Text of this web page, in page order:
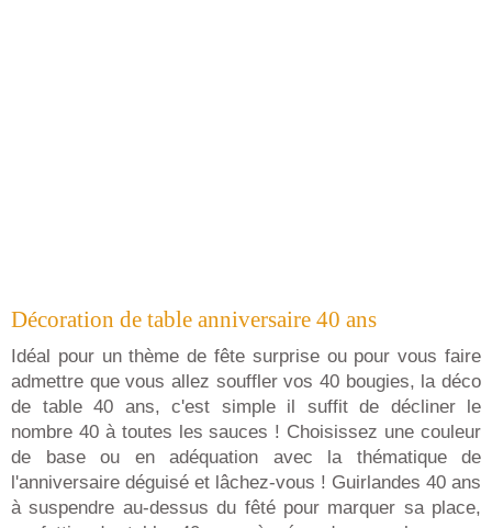
Décoration de table anniversaire 40 ans
Idéal pour un thème de fête surprise ou pour vous faire
admettre que vous allez souffler vos 40 bougies, la déco
de table 40 ans, c'est simple il suffit de décliner le
nombre 40 à toutes les sauces ! Choisissez une couleur
de base ou en adéquation avec la thématique de
l'anniversaire déguisé et lâchez-vous ! Guirlandes 40 ans
à suspendre au-dessus du fêté pour marquer sa place,